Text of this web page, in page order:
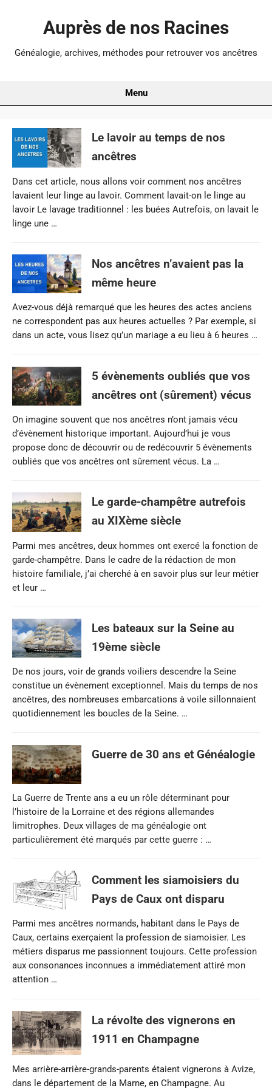
Auprès de nos Racines
Généalogie, archives, méthodes pour retrouver vos ancêtres
Menu
Le lavoir au temps de nos
ancêtres
Dans cet article, nous allons voir comment nos ancêtres
lavaient leur linge au lavoir. Comment lavait-on le linge au
lavoir Le lavage traditionnel : les buées Autrefois, on lavait le
linge une …
Nos ancêtres n’avaient pas la
même heure
Avez-vous déjà remarqué que les heures des actes anciens
ne correspondent pas aux heures actuelles ? Par exemple, si
dans un acte, vous lisez qu’un mariage a eu lieu à 6 heures …
5 évènements oubliés que vos
ancêtres ont (sûrement) vécus
On imagine souvent que nos ancêtres n’ont jamais vécu
d’évènement historique important. Aujourd’hui je vous
propose donc de découvrir ou de redécouvrir 5 évènements
oubliés que vos ancêtres ont sûrement vécus. La …
Le garde-champêtre autrefois
au XIXème siècle
Parmi mes ancêtres, deux hommes ont exercé la fonction de
garde-champêtre. Dans le cadre de la rédaction de mon
histoire familiale, j’ai cherché à en savoir plus sur leur métier
et leur …
Les bateaux sur la Seine au
19ème siècle
De nos jours, voir de grands voiliers descendre la Seine
constitue un évènement exceptionnel. Mais du temps de nos
ancêtres, des nombreuses embarcations à voile sillonnaient
quotidiennement les boucles de la Seine. …
Guerre de 30 ans et Généalogie
La Guerre de Trente ans a eu un rôle déterminant pour
l’histoire de la Lorraine et des régions allemandes
limitrophes. Deux villages de ma généalogie ont
particulièrement été marqués par cette guerre : …
Comment les siamoisiers du
Pays de Caux ont disparu
Parmi mes ancêtres normands, habitant dans le Pays de
Caux, certains exerçaient la profession de siamoisier. Les
métiers disparus me passionnent toujours. Cette profession
aux consonances inconnues a immédiatement attiré mon
attention …
La révolte des vignerons en
1911 en Champagne
Mes arrière-arrière-grands-parents étaient vignerons à Avize,
dans le département de la Marne, en Champagne. Au